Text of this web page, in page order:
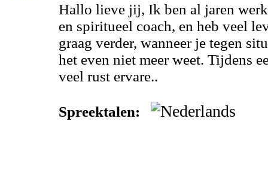
Hallo lieve jij, Ik ben al jaren
en spiritueel coach, en heb veel
graag verder, wanneer je tegen
het even niet meer weet. Tijdens
veel rust ervare..
Spreektalen: